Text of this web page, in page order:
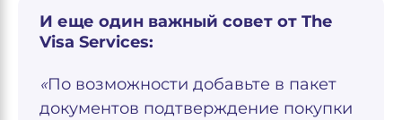
И еще один важный совет от The
Visa Services:
«По возможности добавьте в пакет
документов подтверждение покупки